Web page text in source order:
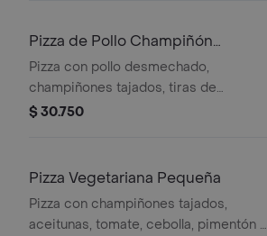
Pizza de Pollo Champiñón
Pequeña
Pizza con pollo desmechado,
champiñones tajados, tiras de
tocineta y queso mozzarella.
$ 30.750
Pizza Vegetariana Pequeña
Pizza con champiñones tajados,
aceitunas, tomate, cebolla, pimentón y